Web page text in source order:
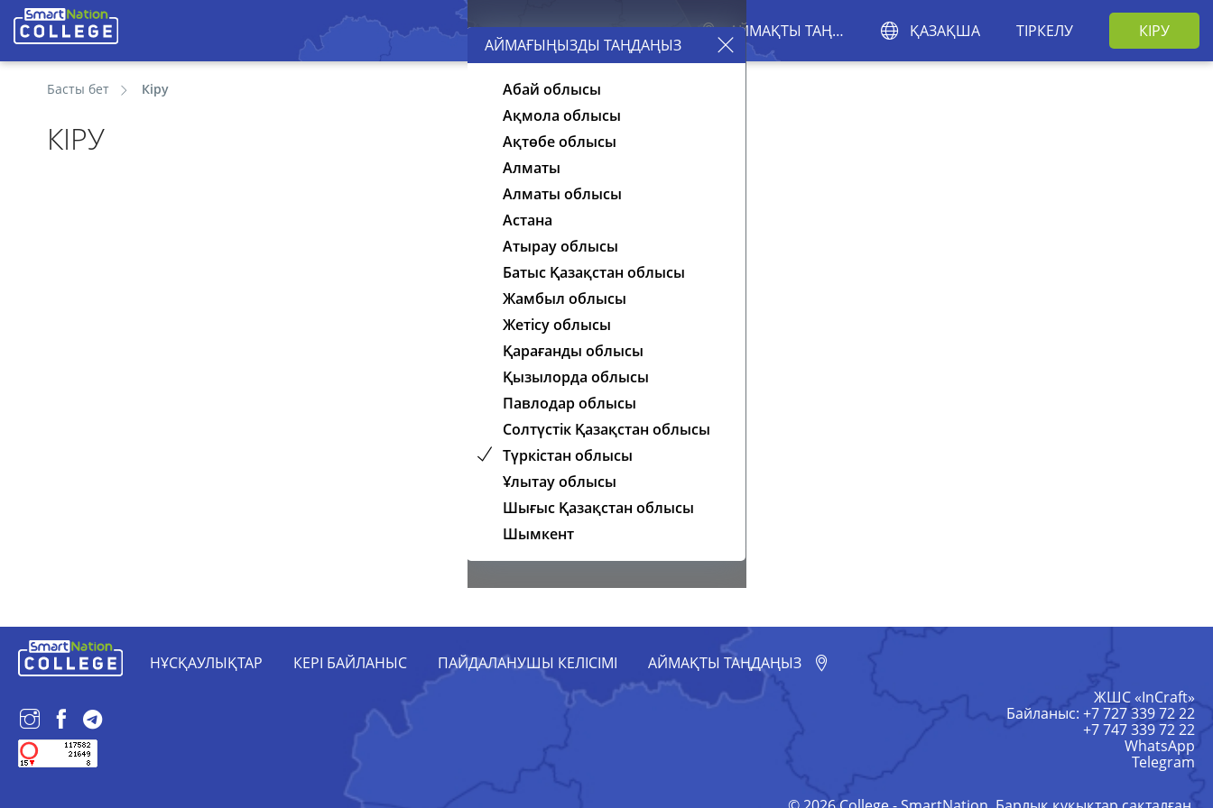
АЙМАҚТЫ ТАҢДАҢЫЗ ҚАЗАҚША ТІРКЕЛУ КІРУ
Басты бет Кіру
КІРУ
НҰСҚАУЛЫҚТАР КЕРІ БАЙЛАНЫС ПАЙДАЛАНУШЫ КЕЛІСІМІ
АЙМАҚТЫ ТАҢДАҢЫЗ
ЖШС «InCraft»
Байланыс: +7 727 339 72 22
+7 747 339 72 22
WhatsApp
Telegram
АЙМАҒЫҢЫЗДЫ ТАҢДАҢЫЗ
Абай облысы
Ақмола облысы
Ақтөбе облысы
Алматы
Алматы облысы
Астана
Атырау облысы
Батыс Қазақстан облысы
Жамбыл облысы
Жетісу облысы
Қарағанды облысы
Қызылорда облысы
Павлодар облысы
Солтүстік Қазақстан облысы
Түркістан облысы
Ұлытау облысы
Шығыс Қазақстан облысы
Шымкент